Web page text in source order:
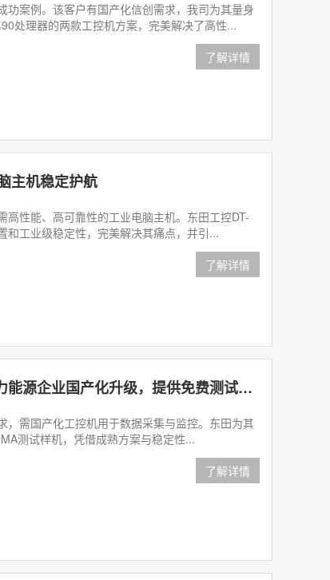
案例。该客户有国产化信创需求，我司为其量身
处理器的两款工控机方案，完美解决了高性...
了解详情
主机稳定护航
性能、高可靠性的工业电脑主机。东田工控DT-
和工业级稳定性，完美解决其痛点，并引...
了解详情
东田海光3350工控机助力电力能源企业国产化升级，提供免费测试样机
，需国产化工控机用于数据采集与监控。东田为其
测试样机，凭借成熟方案与稳定性...
了解详情